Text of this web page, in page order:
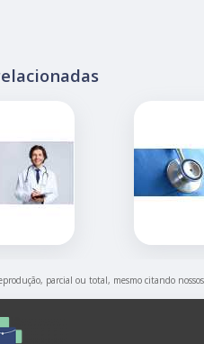
parcial ou total, mesmo citando